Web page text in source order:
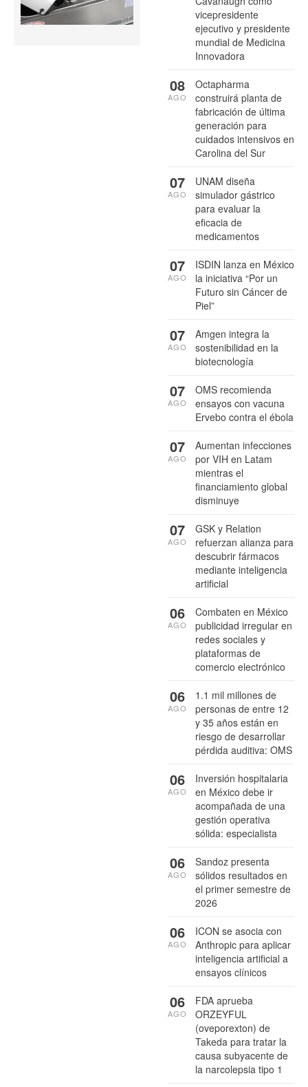
vicepresidente
ejecutivo y presidente
mundial de Medicina
Innovadora
Octapharma
construirá planta de
fabricación de última
generación para
cuidados intensivos en
Carolina del Sur
08
AGO
UNAM diseña
simulador gástrico
para evaluar la
eficacia de
medicamentos
07
AGO
ISDIN lanza en México
la iniciativa “Por un
Futuro sin Cáncer de
Piel”
07
AGO
Amgen integra la
sostenibilidad en la
biotecnología
07
AGO
OMS recomienda
ensayos con vacuna
Ervebo contra el ébola
07
AGO
Aumentan infecciones
por VIH en Latam
mientras el
financiamiento global
disminuye
07
AGO
GSK y Relation
refuerzan alianza para
descubrir fármacos
mediante inteligencia
artificial
07
AGO
Combaten en México
publicidad irregular en
redes sociales y
plataformas de
comercio electrónico
06
AGO
1.1 mil millones de
personas de entre 12
y 35 años están en
riesgo de desarrollar
pérdida auditiva: OMS
06
AGO
Inversión hospitalaria
en México debe ir
acompañada de una
gestión operativa
sólida: especialista
06
AGO
Sandoz presenta
sólidos resultados en
el primer semestre de
2026
06
AGO
ICON se asocia con
Anthropic para aplicar
inteligencia artificial a
ensayos clínicos
06
AGO
FDA aprueba
ORZEYFUL
(oveporexton) de
Takeda para tratar la
causa subyacente de
la narcolepsia tipo 1
06
AGO